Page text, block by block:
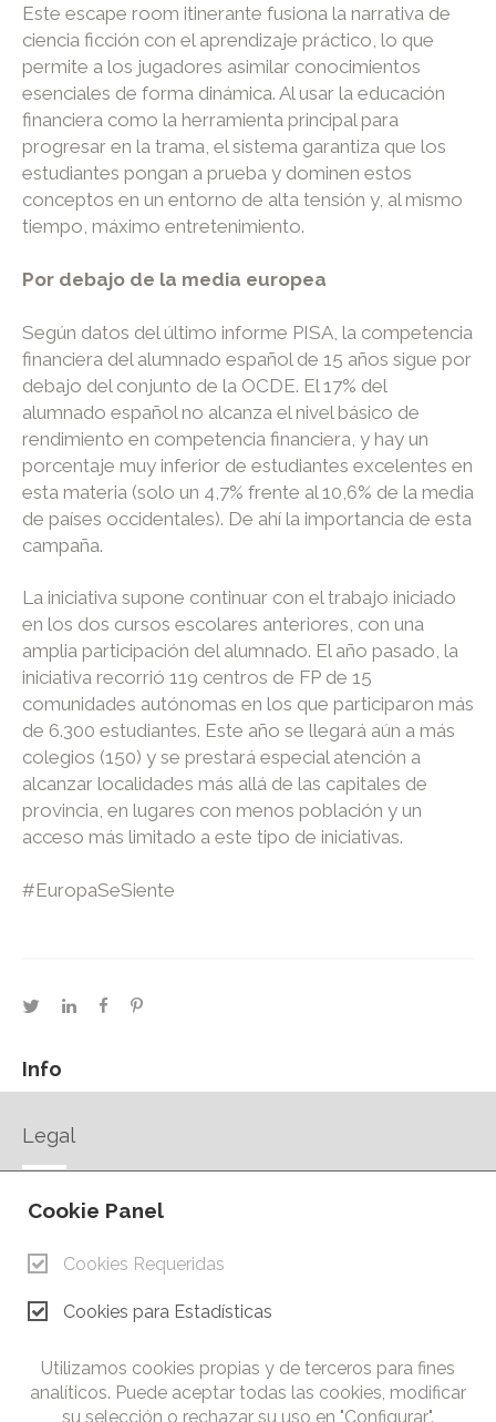
Este escape room itinerante fusiona la narrativa de
ciencia ficción con el aprendizaje práctico, lo que
permite a los jugadores asimilar conocimientos
esenciales de forma dinámica. Al usar la educación
financiera como la herramienta principal para
progresar en la trama, el sistema garantiza que los
estudiantes pongan a prueba y dominen estos
conceptos en un entorno de alta tensión y, al mismo
tiempo, máximo entretenimiento.
Por debajo de la media europea
Según datos del último informe PISA, la competencia
financiera del alumnado español de 15 años sigue por
debajo del conjunto de la OCDE. El 17% del
alumnado español no alcanza el nivel básico de
rendimiento en competencia financiera, y hay un
porcentaje muy inferior de estudiantes excelentes en
esta materia (solo un 4,7% frente al 10,6% de la media
de países occidentales). De ahí la importancia de esta
campaña.
La iniciativa supone continuar con el trabajo iniciado
en los dos cursos escolares anteriores, con una
amplia participación del alumnado. El año pasado, la
iniciativa recorrió 119 centros de FP de 15
comunidades autónomas en los que participaron más
de 6.300 estudiantes. Este año se llegará aún a más
colegios (150) y se prestará especial atención a
alcanzar localidades más allá de las capitales de
provincia, en lugares con menos población y un
acceso más limitado a este tipo de iniciativas.
#EuropaSeSiente
twitterlinkedinfacebookpinterest
Info
Legal
AVISO LEGAL
CONTACTO
Cámara de Comercio e Industria de Ciudad Real. Todos los
derechos reservados. Prohibida la reproducción total o parcial
de los contenidos de esta web.
Cookie Panel
Cookies Requeridas
Cookies para Estadísticas
Utilizamos cookies propias y de terceros para fines
analíticos. Puede aceptar todas las cookies, modificar
su selección o rechazar su uso en "Configurar".